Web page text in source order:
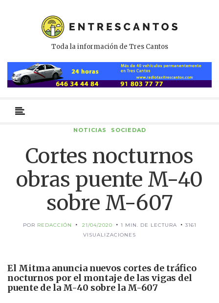
Toda la información de Tres Cantos
primario
NOTICIAS SOCIEDAD
Cortes nocturnos
obras puente M-40
sobre M-607
POR REDACCIÓN 21/04/2020 1 MIN. DE LECTURA
3161
VISUALIZACIONES
El Mitma anuncia nuevos cortes de tráfico
nocturnos por el montaje de las vigas del
puente de la M-40 sobre la M-607